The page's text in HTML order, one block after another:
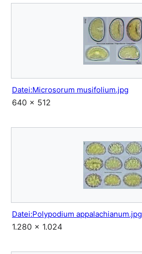
Datei:Microsorum musifolium.jpg
640 × 512
Datei:Polypodium appalachianum.jpg
1.280 × 1.024